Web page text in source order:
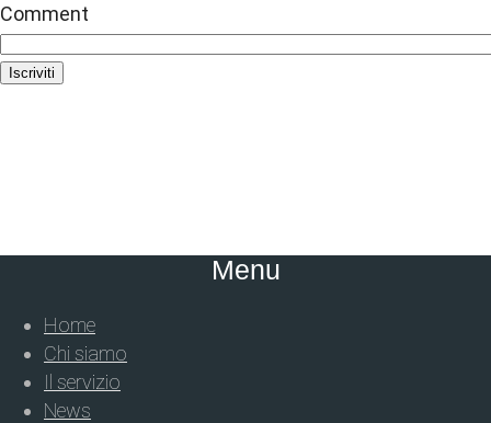
Comment
Iscriviti
Menu
Home
Chi siamo
Il servizio
News